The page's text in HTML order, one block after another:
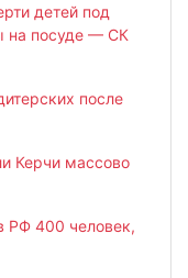
детей под
на посуде — СК
после
Керчи массово
РФ 400 человек,